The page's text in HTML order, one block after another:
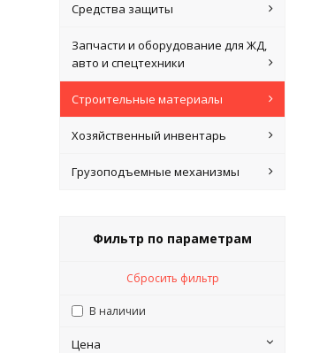
Средства защиты
Запчасти и оборудование для ЖД,
авто и спецтехники
Строительные материалы
Хозяйственный инвентарь
Грузоподъемные механизмы
Фильтр по параметрам
Сбросить фильтр
В наличии
Цена